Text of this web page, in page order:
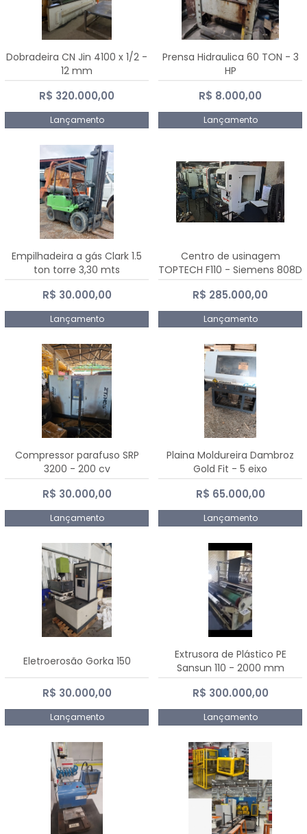
Dobradeira CN Jin 4100 x 1/2 -
12 mm
R$ 320.000,00
Lançamento
Prensa Hidraulica 60 TON - 3
HP
R$ 8.000,00
Lançamento
Empilhadeira a gás Clark 1.5
ton torre 3,30 mts
R$ 30.000,00
Lançamento
Centro de usinagem
TOPTECH F110 - Siemens 808D
Advanced
R$ 285.000,00
Lançamento
Compressor parafuso SRP
3200 - 200 cv
R$ 30.000,00
Lançamento
Plaina Moldureira Dambroz
Gold Fit - 5 eixo
R$ 65.000,00
Lançamento
Eletroerosão Gorka 150
R$ 30.000,00
Lançamento
Extrusora de Plástico PE
Sansun 110 - 2000 mm
R$ 300.000,00
Lançamento